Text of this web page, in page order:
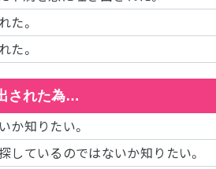
た。
た。
された為…
か知りたい。
しているのではないか知りたい。